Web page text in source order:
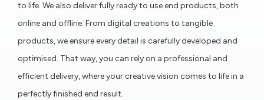
to life. We also deliver fully ready to use end products, both
online and offline. From digital creations to tangible
products, we ensure every detail is carefully developed and
optimised. That way, you can rely on a professional and
efficient delivery, where your creative vision comes to life in a
perfectly finished end result.